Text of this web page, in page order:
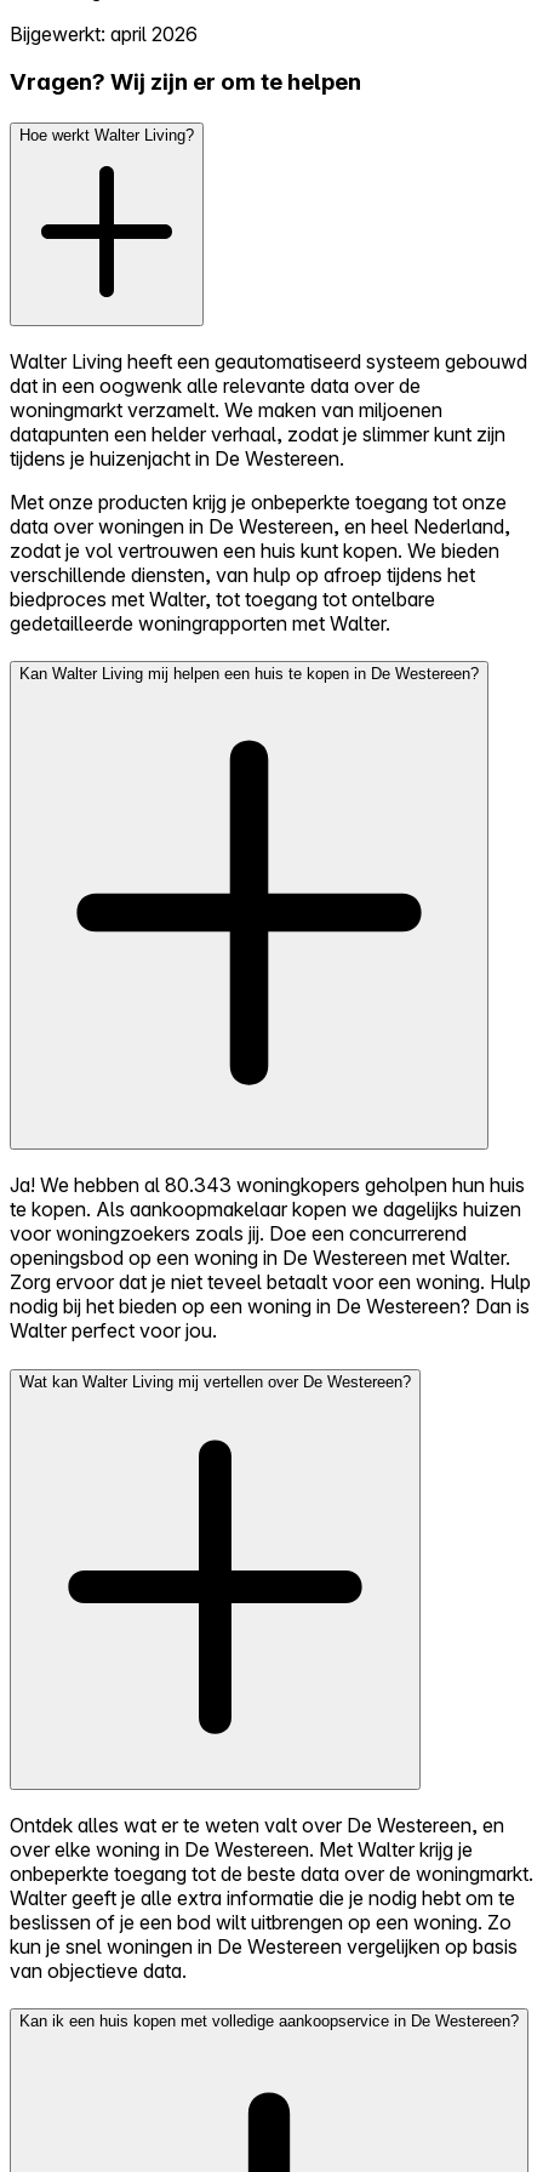
Bijgewerkt: april 2026
Vragen? Wij zijn er om te helpen
Hoe werkt Walter Living?
Walter Living heeft een geautomatiseerd systeem gebouwd
dat in een oogwenk alle relevante data over de
woningmarkt verzamelt. We maken van miljoenen
datapunten een helder verhaal, zodat je slimmer kunt zijn
tijdens je huizenjacht in De Westereen.
Met onze producten krijg je onbeperkte toegang tot onze
data over woningen in De Westereen, en heel Nederland,
zodat je vol vertrouwen een huis kunt kopen. We bieden
verschillende diensten, van hulp op afroep tijdens het
biedproces met Walter, tot toegang tot ontelbare
gedetailleerde woningrapporten met Walter.
Kan Walter Living mij helpen een huis te kopen in De Westereen?
Ja! We hebben al 80.343 woningkopers geholpen hun huis
te kopen. Als aankoopmakelaar kopen we dagelijks huizen
voor woningzoekers zoals jij. Doe een concurrerend
openingsbod op een woning in De Westereen met Walter.
Zorg ervoor dat je niet teveel betaalt voor een woning. Hulp
nodig bij het bieden op een woning in De Westereen? Dan is
Walter perfect voor jou.
Wat kan Walter Living mij vertellen over De Westereen?
Ontdek alles wat er te weten valt over De Westereen, en
over elke woning in De Westereen. Met Walter krijg je
onbeperkte toegang tot de beste data over de woningmarkt.
Walter geeft je alle extra informatie die je nodig hebt om te
beslissen of je een bod wilt uitbrengen op een woning. Zo
kun je snel woningen in De Westereen vergelijken op basis
van objectieve data.
Kan ik een huis kopen met volledige aankoopservice in De Westereen?